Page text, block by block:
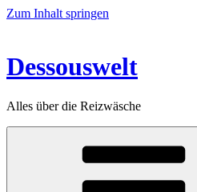
Zum Inhalt springen
Dessouswelt
Alles über die Reizwäsche